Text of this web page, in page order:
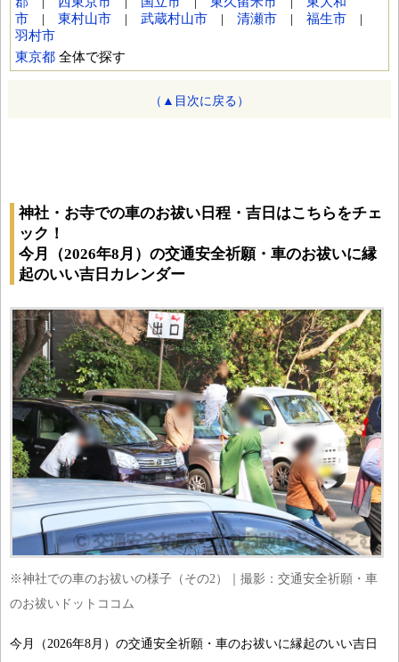
市 | 東村山市 | 武蔵村山市 | 清瀬市 | 福生市 |
羽村市
東京都 全体で探す
（▲目次に戻る）
神社・お寺での車のお祓い日程・吉日はこちらをチェ
ック！
今月（2026年8月）の交通安全祈願・車のお祓いに縁
起のいい吉日カレンダー
※神社での車のお祓いの様子（その2）｜撮影：交通安全祈願・車
のお祓いドットココム
今月（2026年8月）の交通安全祈願・車のお祓いに縁起のいい吉日